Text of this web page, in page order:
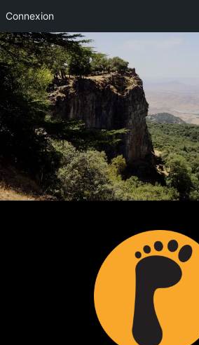
Connexion